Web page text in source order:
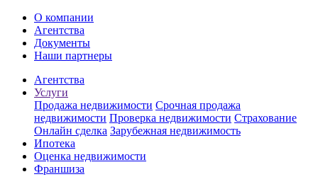
О компании
Агентства
Документы
Наши партнеры
Агентства
Услуги
Продажа недвижимости Срочная продажа
недвижимости Проверка недвижимости Страхование
Онлайн сделка Зарубежная недвижимость
Ипотека
Оценка недвижимости
Франшиза